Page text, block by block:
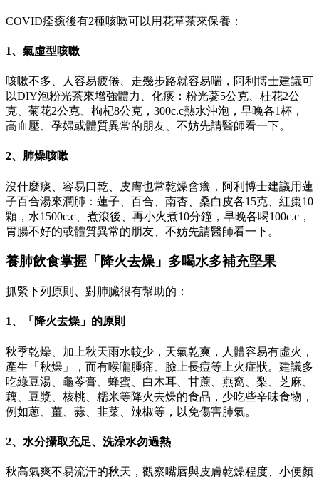
COVID痊癒後有2種咳嗽可以用花草茶來保養：
1、氣虛型咳嗽
咳嗽不多、人容易疲倦、走幾步路就容易喘，阿利博士建議可
以DIY泡粉光茶來增強體力、化痰：粉光蔘5公克、桂花2公
克、菊花2公克、枸杞8公克，300c.c熱水沖泡，早晚各1杯，
高血壓、孕婦或體質異常的朋友、不妨先請醫師看一下。
2、肺燥咳嗽
沒什麼痰、容易口乾、皮膚也常乾燥會癢，阿利博士建議用蓮
子百合湯來潤肺：蓮子、百合、南杏、桑白皮各15克、紅棗10
顆，水1500c.c、煮滾後、再小火煮10分鐘，早晚各喝100c.c，
胃腸不好的或體質異常的朋友、不妨先請醫師看一下。
養肺飲食掌握「降火去燥」多喝水多補充堅果
抓緊下列原則、對肺臟很有幫助的：
1、「降火去燥」的原則
秋季乾燥、加上秋天雨水較少，天氣乾爽，人體容易有虛火，
產生「秋燥」，而有喉嚨腫痛、臉上長痘等上火症狀。建議多
吃綠豆湯、龜苓膏、蜂蜜、白木耳、甘蔗、燕窩、梨、芝麻、
藕、豆漿、核桃、糯米等降火去燥的食品，少吃些辛味食物，
例如蔥、薑、蒜、韭菜、辣椒等，以免傷害肺氣。
2、水分攝取充足、洗澡水勿過熱
秋高氣爽不易流汗的秋天，觀察嘴唇與皮膚乾燥程度、小便顏